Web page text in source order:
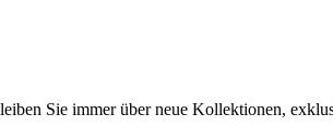
Sie immer über neue Kollektionen,